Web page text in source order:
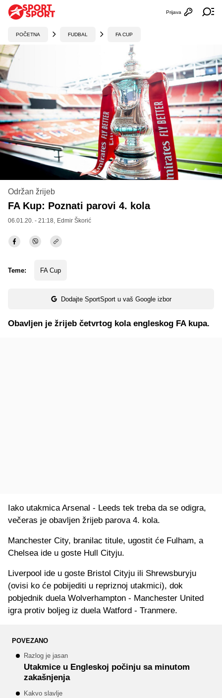
Otvori
Prijava
POČETNA FUDBAL FA CUP
Održan žrijeb
FA Kup: Poznati parovi 4. kola
06.01.20. - 21:18, Edmir Škorić
Teme: FA Cup
Dodajte SportSport u vaš Google izbor
Obavljen je žrijeb četvrtog kola engleskog FA kupa.
Iako utakmica Arsenal - Leeds tek treba da se odigra,
večeras je obavljen žrijeb parova 4. kola.
Manchester City, branilac titule, ugostit će Fulham, a
Chelsea ide u goste Hull Cityju.
Liverpool ide u goste Bristol Cityju ili Shrewsburyju
(ovisi ko će pobijediti u repriznoj utakmici), dok
pobjednik duela Wolverhampton - Manchester United
igra protiv boljeg iz duela Watford - Tranmere.
POVEZANO
Razlog je jasan
Utakmice u Engleskoj počinju sa minutom
zakašnjenja
Kakvo slavlje